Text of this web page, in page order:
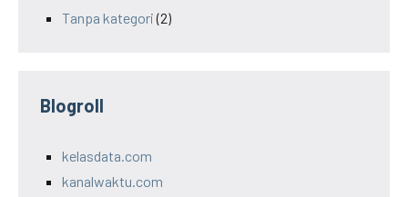
Tanpa kategori (2)
Blogroll
kelasdata.com
kanalwaktu.com